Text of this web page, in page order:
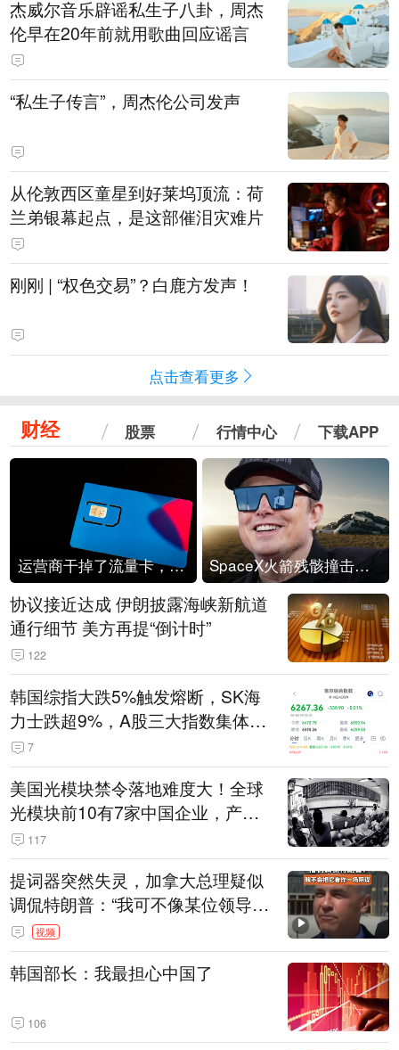
杰威尔音乐辟谣私生子八卦，周杰
伦早在20年前就用歌曲回应谣言
“私生子传言”，周杰伦公司发声
从伦敦西区童星到好莱坞顶流：荷
兰弟银幕起点，是这部催泪灾难片
刚刚 | “权色交易”？白鹿方发声！
点击查看更多
财经 股票 行情中心 下载APP
运营商干掉了流量卡，他们真的玩不起了 SpaceX火箭残骸撞击月球
协议接近达成 伊朗披露海峡新航道
通行细节 美方再提“倒计时”
122
韩国综指大跌5%触发熔断，SK海
力士跌超9%，A股三大指数集体低
开 7
美国光模块禁令落地难度大！全球
光模块前10有7家中国企业，产业
界人士：想“脱钩”并不容易
117
提词器突然失灵，加拿大总理疑似
调侃特朗普：“我可不像某位领导
人，把这当成一场阴谋”，全场哄笑
视频
韩国部长：我最担心中国了
106